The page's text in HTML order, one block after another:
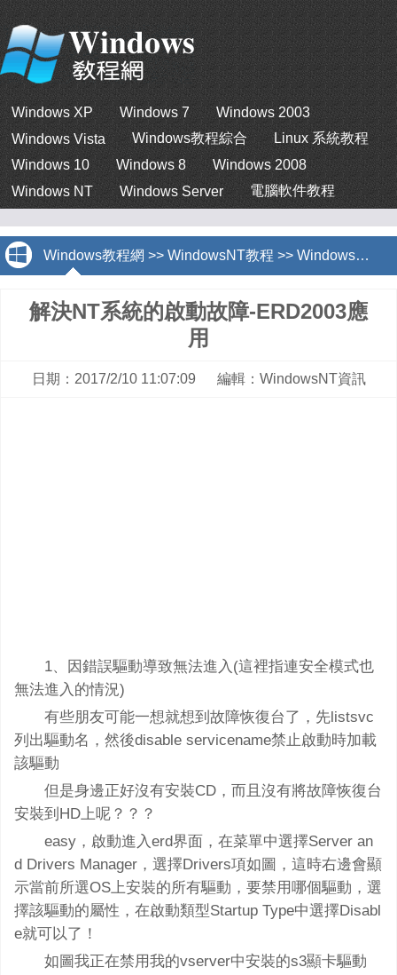
Windows XP Windows 7
Windows 2003
Windows Vista
Windows教程綜合
Linux 系統教程
Windows 10
Windows 8
Windows 2008
Windows NT
Windows Server 電腦軟件教程
Windows教程網 >> WindowsNT教程 >> WindowsNT資訊
解決NT系統的啟動故障-ERD2003應
用
日期：2017/2/10 11:07:09 編輯：WindowsNT資訊
1、因錯誤驅動導致無法進入(這裡指連安全模式也
無法進入的情況)
有些朋友可能一想就想到故障恢復台了，先listsvc
列出驅動名，然後disable servicename禁止啟動時加載
該驅動
但是身邊正好沒有安裝CD，而且沒有將故障恢復台
安裝到HD上呢？？？
easy，啟動進入erd界面，在菜單中選擇Server an
d Drivers Manager，選擇Drivers項如圖，這時右邊會顯
示當前所選OS上安裝的所有驅動，要禁用哪個驅動，選
擇該驅動的屬性，在啟動類型Startup Type中選擇Disabl
e就可以了！
如圖我正在禁用我的vserver中安裝的s3顯卡驅動